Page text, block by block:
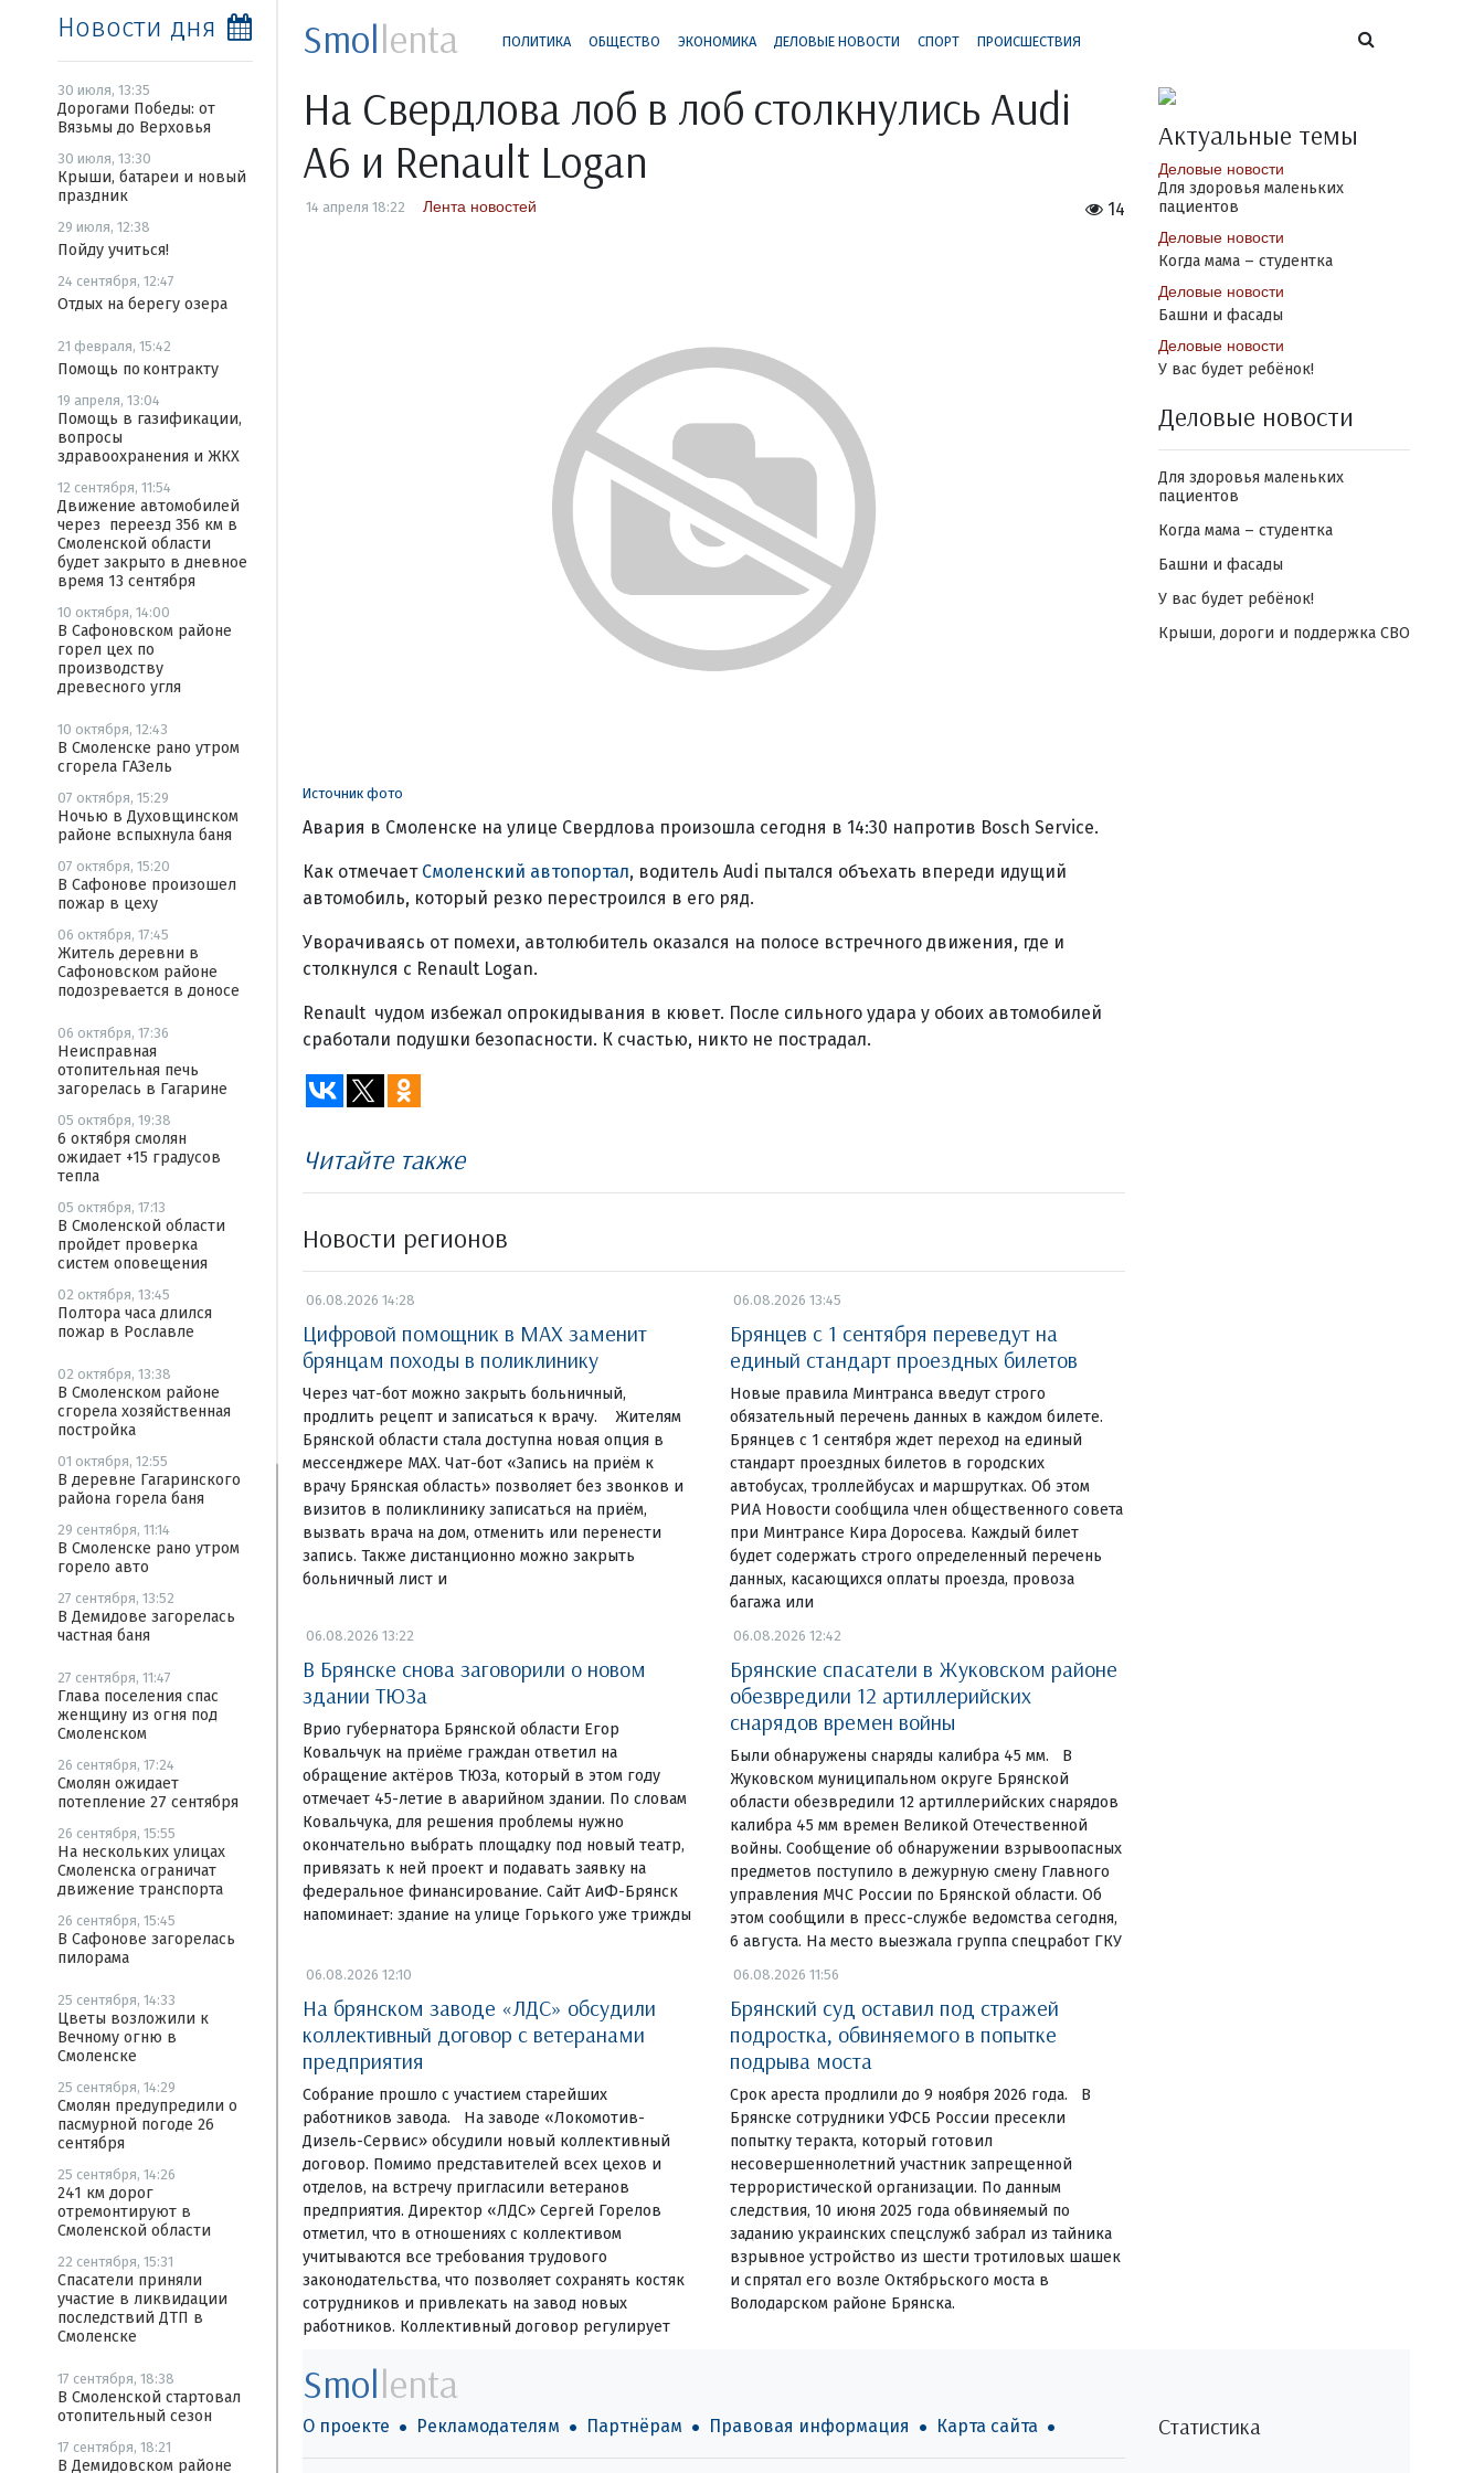
Новости дня
30 июля, 13:35
Дорогами Победы: от
Вязьмы до Верховья
30 июля, 13:30
Крыши, батареи и новый
праздник
29 июля, 12:38
Пойду учиться!
24 сентября, 12:47
Отдых на берегу озера
21 февраля, 15:42
Помощь по контракту
19 апреля, 13:04
Помощь в газификации,
вопросы
здравоохранения и ЖКХ
12 сентября, 11:54
Движение автомобилей
через переезд 356 км в
Смоленской области
будет закрыто в дневное
время 13 сентября
10 октября, 14:00
В Сафоновском районе
горел цех по
производству
древесного угля
10 октября, 12:43
В Смоленске рано утром
сгорела ГАЗель
07 октября, 15:29
Ночью в Духовщинском
районе вспыхнула баня
07 октября, 15:20
В Сафонове произошел
пожар в цеху
06 октября, 17:45
Житель деревни в
Сафоновском районе
подозревается в доносе
06 октября, 17:36
Неисправная
отопительная печь
загорелась в Гагарине
05 октября, 19:38
6 октября смолян
ожидает +15 градусов
тепла
05 октября, 17:13
В Смоленской области
пройдет проверка
систем оповещения
02 октября, 13:45
Полтора часа длился
пожар в Рославле
02 октября, 13:38
В Смоленском районе
сгорела хозяйственная
постройка
01 октября, 12:55
В деревне Гагаринского
района горела баня
29 сентября, 11:14
В Смоленске рано утром
горело авто
27 сентября, 13:52
В Демидове загорелась
частная баня
27 сентября, 11:47
Глава поселения спас
женщину из огня под
Смоленском
26 сентября, 17:24
Смолян ожидает
потепление 27 сентября
26 сентября, 15:55
На нескольких улицах
Смоленска ограничат
движение транспорта
26 сентября, 15:45
В Сафонове загорелась
пилорама
25 сентября, 14:33
Цветы возложили к
Вечному огню в
Смоленске
25 сентября, 14:29
Смолян предупредили о
пасмурной погоде 26
сентября
25 сентября, 14:26
241 км дорог
отремонтируют в
Смоленской области
22 сентября, 15:31
Спасатели приняли
участие в ликвидации
последствий ДТП в
Смоленске
17 сентября, 18:38
В Смоленской стартовал
отопительный сезон
17 сентября, 18:21
В Демидовском районе
Smollenta ПОЛИТИКА ОБЩЕСТВО ЭКОНОМИКА ДЕЛОВЫЕ НОВОСТИ СПОРТ ПРОИСШЕСТВИЯ
На Свердлова лоб в лоб столкнулись Audi
А6 и Renault Logan
14
14 апреля 18:22 Лента новостей
Источник фото
Авария в Смоленске на улице Свердлова произошла сегодня в 14:30 напротив Bosch Service.
Как отмечает Смоленский автопортал, водитель Аudi пытался объехать впереди идущий
автомобиль, который резко перестроился в его ряд.
Уворачиваясь от помехи, автолюбитель оказался на полосе встречного движения, где и
столкнулся с Renault Logan.
Renault чудом избежал опрокидывания в кювет. После сильного удара у обоих автомобилей
сработали подушки безопасности. К счастью, никто не пострадал.
Читайте также
Новости регионов
06.08.2026 14:28
Цифровой помощник в MAX заменит
брянцам походы в поликлинику
Через чат-бот можно закрыть больничный,
продлить рецепт и записаться к врачу. Жителям
Брянской области стала доступна новая опция в
мессенджере MAX. Чат-бот «Запись на приём к
врачу Брянская область» позволяет без звонков и
визитов в поликлинику записаться на приём,
вызвать врача на дом, отменить или перенести
запись. Также дистанционно можно закрыть
больничный лист и
06.08.2026 13:45
Брянцев с 1 сентября переведут на
единый стандарт проездных билетов
Новые правила Минтранса введут строго
обязательный перечень данных в каждом билете.
Брянцев с 1 сентября ждет переход на единый
стандарт проездных билетов в городских
автобусах, троллейбусах и маршрутках. Об этом
РИА Новости сообщила член общественного совета
при Минтрансе Кира Доросева. Каждый билет
будет содержать строго определенный перечень
данных, касающихся оплаты проезда, провоза
багажа или
06.08.2026 13:22
В Брянске снова заговорили о новом
здании ТЮЗа
Врио губернатора Брянской области Егор
Ковальчук на приёме граждан ответил на
обращение актёров ТЮЗа, который в этом году
отмечает 45-летие в аварийном здании. По словам
Ковальчука, для решения проблемы нужно
окончательно выбрать площадку под новый театр,
привязать к ней проект и подавать заявку на
федеральное финансирование. Сайт АиФ-Брянск
напоминает: здание на улице Горького уже трижды
06.08.2026 12:42
Брянские спасатели в Жуковском районе
обезвредили 12 артиллерийских
снарядов времен войны
Были обнаружены снаряды калибра 45 мм. В
Жуковском муниципальном округе Брянской
области обезвредили 12 артиллерийских снарядов
калибра 45 мм времен Великой Отечественной
войны. Сообщение об обнаружении взрывоопасных
предметов поступило в дежурную смену Главного
управления МЧС России по Брянской области. Об
этом сообщили в пресс-службе ведомства сегодня,
6 августа. На место выезжала группа спецработ ГКУ
06.08.2026 12:10
На брянском заводе «ЛДС» обсудили
коллективный договор с ветеранами
предприятия
Собрание прошло с участием старейших
работников завода. На заводе «Локомотив-
Дизель-Сервис» обсудили новый коллективный
договор. Помимо представителей всех цехов и
отделов, на встречу пригласили ветеранов
предприятия. Директор «ЛДС» Сергей Горелов
отметил, что в отношениях с коллективом
учитываются все требования трудового
законодательства, что позволяет сохранять костяк
сотрудников и привлекать на завод новых
работников. Коллективный договор регулирует
06.08.2026 11:56
Брянский суд оставил под стражей
подростка, обвиняемого в попытке
подрыва моста
Срок ареста продлили до 9 ноября 2026 года. В
Брянске сотрудники УФСБ России пресекли
попытку теракта, который готовил
несовершеннолетний участник запрещенной
террористической организации. По данным
следствия, 10 июня 2025 года обвиняемый по
заданию украинских спецслужб забрал из тайника
взрывное устройство из шести тротиловых шашек
и спрятал его возле Октябрьского моста в
Володарском районе Брянска.
Актуальные темы
Деловые новости
Для здоровья маленьких
пациентов
Деловые новости
Когда мама – студентка
Деловые новости
Башни и фасады
Деловые новости
У вас будет ребёнок!
Деловые новости
Для здоровья маленьких
пациентов
Когда мама – студентка
Башни и фасады
У вас будет ребёнок!
Крыши, дороги и поддержка СВО
Smollenta
О проекте Рекламодателям Партнёрам Правовая информация Карта сайта Статистика